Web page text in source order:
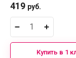
419 руб.
Купить в 1